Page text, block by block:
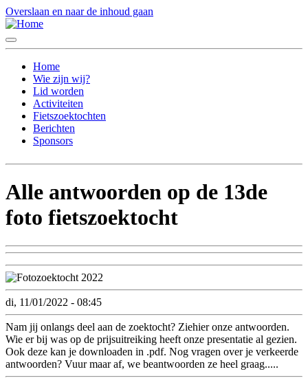
Overslaan en naar de inhoud gaan
Toggle
Home
Wie zijn wij?
Lid worden
Activiteiten
Fietszoektochten
Berichten
Sponsors
Alle antwoorden op de 13de
foto fietszoektocht
di, 11/01/2022 - 08:45
Nam jij onlangs deel aan de zoektocht? Ziehier onze antwoorden.
Wie er bij was op de prijsuitreiking heeft onze presentatie al gezien.
Ook deze kan je downloaden in .pdf. Nog vragen over je verkeerde
antwoorden? Vuur maar af, we beantwoorden ze heel graag.....